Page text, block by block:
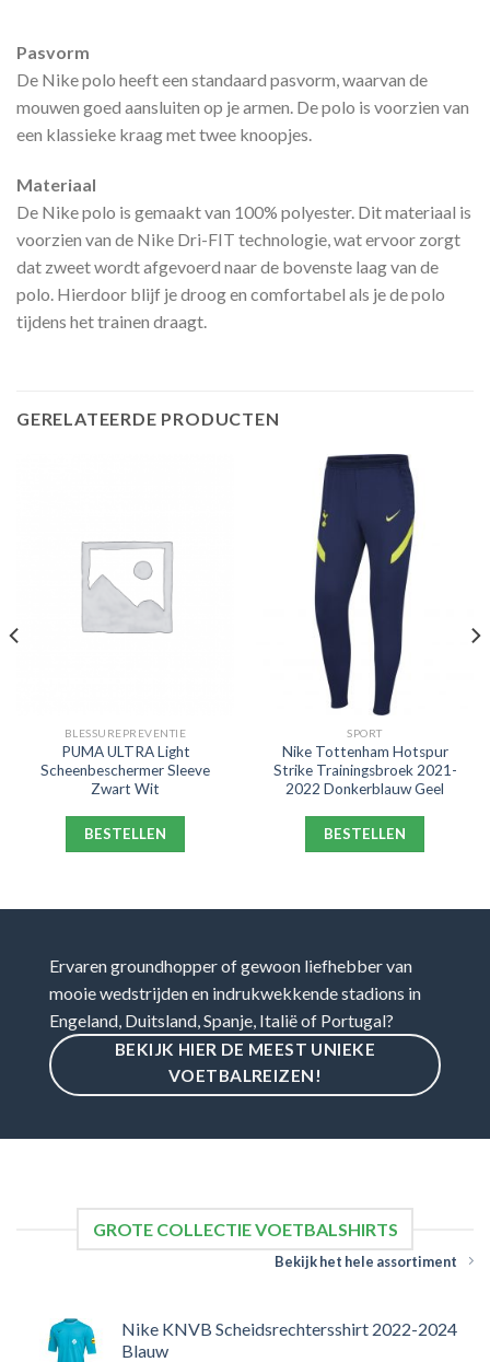
Pasvorm
De Nike polo heeft een standaard pasvorm, waarvan de
mouwen goed aansluiten op je armen. De polo is voorzien van
een klassieke kraag met twee knoopjes.
Materiaal
De Nike polo is gemaakt van 100% polyester. Dit materiaal is
voorzien van de Nike Dri-FIT technologie, wat ervoor zorgt
dat zweet wordt afgevoerd naar de bovenste laag van de
polo. Hierdoor blijf je droog en comfortabel als je de polo
tijdens het trainen draagt.
GERELATEERDE PRODUCTEN
BLESSUREPREVENTIE
PUMA ULTRA Light
Scheenbeschermer Sleeve
Zwart Wit
BESTELLEN
SPORT
Nike Tottenham Hotspur
Strike Trainingsbroek 2021-
2022 Donkerblauw Geel
BESTELLEN
Ervaren groundhopper of gewoon liefhebber van
mooie wedstrijden en indrukwekkende stadions in
Engeland, Duitsland, Spanje, Italië of Portugal?
BEKIJK HIER DE MEEST UNIEKE
VOETBALREIZEN!
GROTE COLLECTIE VOETBALSHIRTS
Bekijk het hele assortiment
Nike KNVB Scheidsrechtersshirt 2022-2024
Blauw